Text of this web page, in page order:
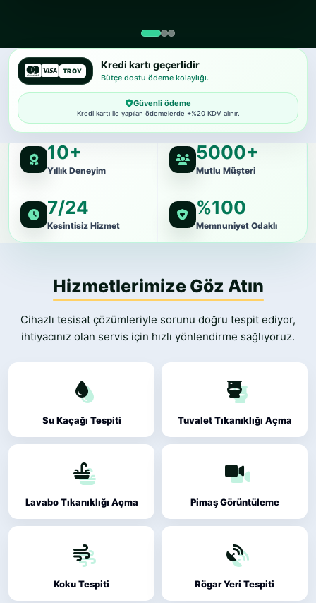
TROY
Kredi kartı geçerlidir
Bütçe dostu ödeme kolaylığı.
Güvenli ödeme
Kredi kartı ile yapılan ödemelerde +%20 KDV alınır.
10+
Yıllık Deneyim
5000+
Mutlu Müşteri
7/24
Kesintisiz Hizmet
%100
Memnuniyet Odaklı
Hizmetlerimize Göz Atın
Cihazlı tesisat çözümleriyle sorunu doğru tespit ediyor,
ihtiyacınız olan servis için hızlı yönlendirme sağlıyoruz.
Su Kaçağı Tespiti Tuvalet Tıkanıklığı Açma
Lavabo Tıkanıklığı Açma Pimaş Görüntüleme
Koku Tespiti Rögar Yeri Tespiti